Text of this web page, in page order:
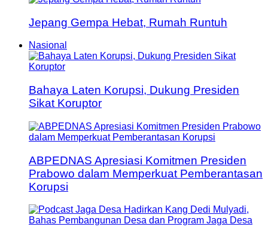
Jepang Gempa Hebat, Rumah Runtuh
Nasional
Bahaya Laten Korupsi, Dukung Presiden
Sikat Koruptor
ABPEDNAS Apresiasi Komitmen Presiden
Prabowo dalam Memperkuat Pemberantasan
Korupsi